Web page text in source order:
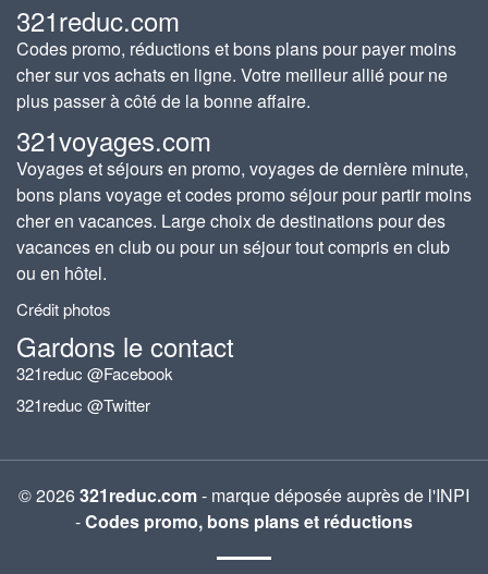
321reduc.com
Codes promo, réductions et bons plans pour payer moins
cher sur vos achats en ligne. Votre meilleur allié pour ne
plus passer à côté de la bonne affaire.
321voyages.com
Voyages et séjours en promo, voyages de dernière minute,
bons plans voyage et codes promo séjour pour partir moins
cher en vacances. Large choix de destinations pour des
vacances en club ou pour un séjour tout compris en club
ou en hôtel.
Crédit photos
Gardons le contact
321reduc @Facebook
321reduc @Twitter
© 2026321reduc.com- marque déposée auprès de l'INPI
-Codes promo, bons plans et réductions